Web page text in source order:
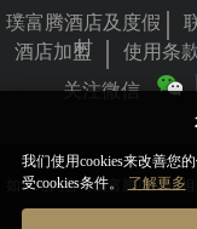
我们使用cookies来改善您
受cookies条件。
了解更多
璞富腾酒店及度假
村
酒店加盟
使用条
关注微信
如本站内容与璞富腾英文站